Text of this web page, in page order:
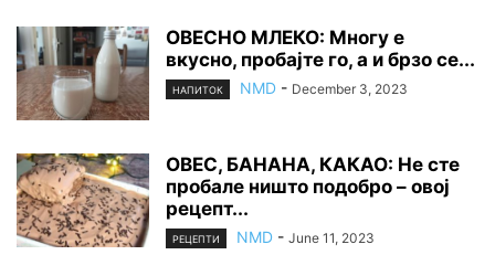
ОВЕСНО МЛЕКО: Многу е
вкусно, пробајте го, а и брзо се...
НАПИТОК NMD - December 3, 2023
ОВЕС, БАНАНА, КАКАО: Не сте
пробале ништо подобро – овој
рецепт...
РЕЦЕПТИ NMD - June 11, 2023